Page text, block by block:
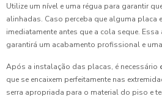
Utilize um nível e uma régua para garantir
alinhadas. Caso perceba que alguma placa
imediatamente antes que a cola seque.
garantirá um acabamento profissional e
Após a instalação das placas, é necessário
que se encaixem perfeitamente nas
serra apropriada para o material do piso e